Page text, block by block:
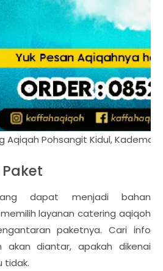
Aqiqah Pohsangit Kidul,
dapat menjadi bahan
layanan catering aqiqoh
paketnya. Cari info
diantar, apakah dikenai
tidak.